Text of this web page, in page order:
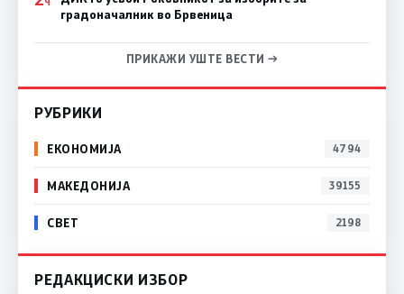
градоначалник во Брвеница
ПРИКАЖИ УШТЕ ВЕСТИ →
РУБРИКИ
ЕКОНОМИЈА 4794
МАКЕДОНИЈА 39155
СВЕТ 2198
РЕДАКЦИСКИ ИЗБОР